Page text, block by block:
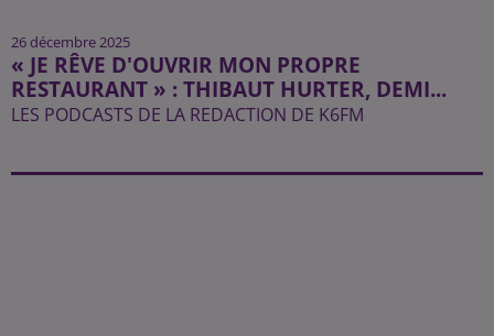
26 décembre 2025
« JE RÊVE D'OUVRIR MON PROPRE
RESTAURANT » : THIBAUT HURTER, DEMI...
LES PODCASTS DE LA REDACTION DE K6FM